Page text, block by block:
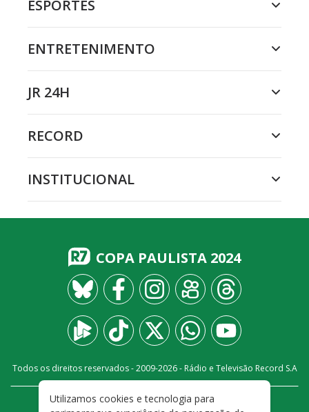
ESPORTES
ENTRETENIMENTO
JR 24H
RECORD
INSTITUCIONAL
COPA PAULISTA 2024
Todos os direitos reservados - 2009-2026- Rádio e Televisão Record S.A
FALE CONOSCO PRIVACIDADE
Utilizamos cookies e tecnologia para